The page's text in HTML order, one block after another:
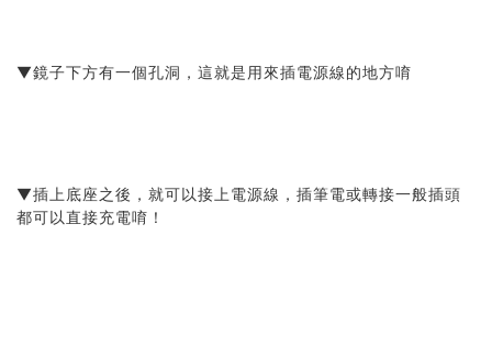
▼鏡子下方有一個孔洞，這就是用來插電源線的地方唷
▼插上底座之後，就可以接上電源線，插筆電或轉接一般插頭
都可以直接充電唷！